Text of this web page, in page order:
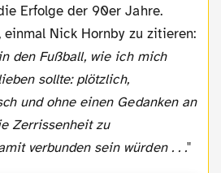
Erfolge der 90er Jahre.
Nick Hornby zu zitieren:
den Fußball, wie ich mich
sollte: plötzlich,
und ohne einen Gedanken an
Zerrissenheit zu
verbunden sein würden . . ."